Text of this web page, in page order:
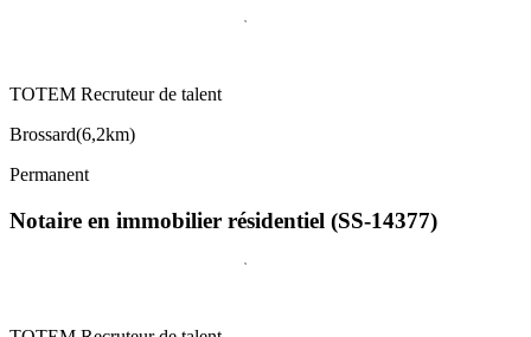
TOTEM Recruteur de talent
Brossard(6,2km)
Permanent
Notaire en immobilier résidentiel (SS-14377)